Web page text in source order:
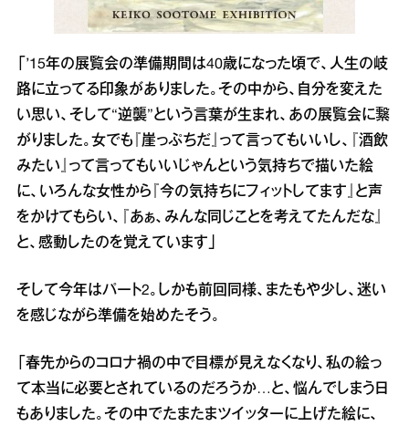
「’15年の展覧会の準備期間は40歳になった頃で、人生の岐
路に立ってる印象がありました。その中から、自分を変えた
い思い、そして“逆襲”という言葉が生まれ、あの展覧会に繋
がりました。女でも『崖っぷちだ』って言ってもいいし、『酒飲
みたい』って言ってもいいじゃんという気持ちで描いた絵
に、いろんな女性から『今の気持ちにフィットしてます』と声
をかけてもらい、『あぁ、みんな同じことを考えてたんだな』
と、感動したのを覚えています」
そして今年はパート2。しかも前回同様、またもや少し、迷い
を感じながら準備を始めたそう。
「春先からのコロナ禍の中で目標が見えなくなり、私の絵っ
て本当に必要とされているのだろうか…と、悩んでしまう日
もありました。その中でたまたまツイッターに上げた絵に、